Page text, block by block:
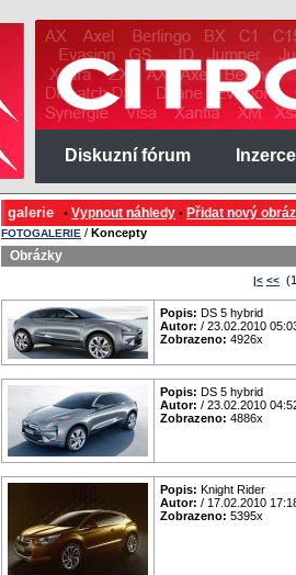
Diskuzní fórum Inzerce
galerie • Vypnout náhledy • Přidat nový
FOTOGALERIE / Koncepty
Obrázky
|< <<
Popis: DS 5 hybrid
Autor: / 23.02.2010
Zobrazeno: 4926x
Popis: DS 5 hybrid
Autor: / 23.02.2010
Zobrazeno: 4886x
Popis: Knight Rider
Autor: / 17.02.2010
Zobrazeno: 5395x